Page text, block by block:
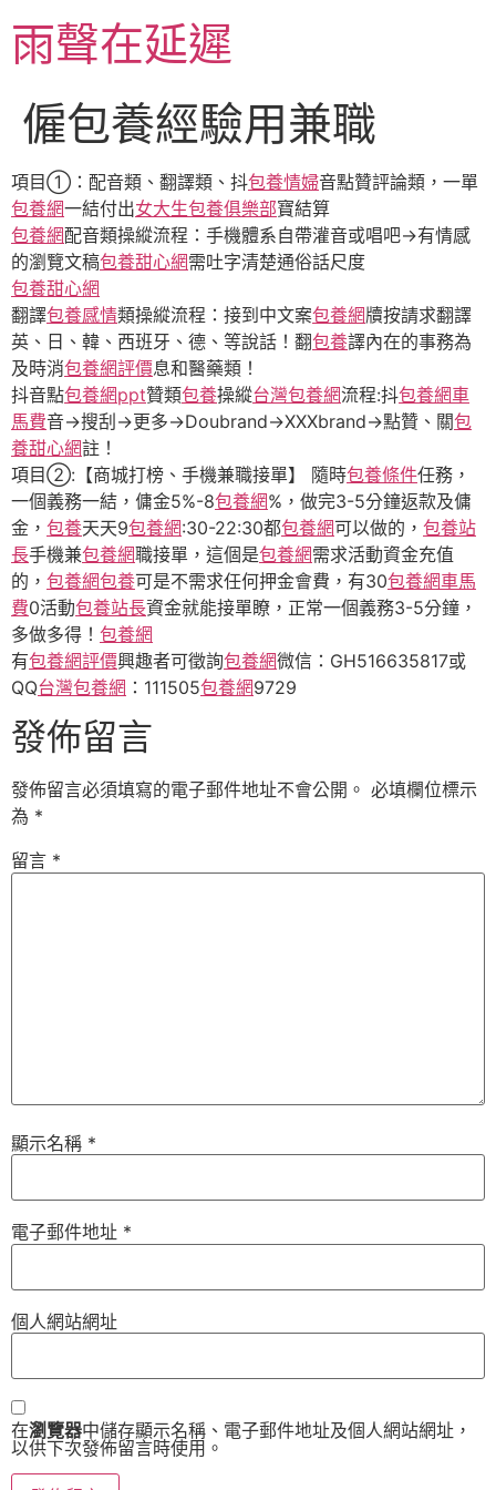
至
主雨聲在延遲
僱包養經驗用兼職
項目①：配音類、翻譯類、抖包養情婦音點贊評論類，一單
包養網一結付出女大生包養俱樂部寶結算
包養網配音類操縱流程：手機體系自帶灌音或唱吧→有情感
的瀏覽文稿包養甜心網需吐字清楚通俗話尺度
包養甜心網
翻譯包養感情類操縱流程：接到中文案包養網牘按請求翻譯
英、日、韓、西班牙、德、等說話！翻包養譯內在的事務為
及時消包養網評價息和醫藥類！
抖音點包養網ppt贊類包養操縱台灣包養網流程:抖包養網車
馬費音→搜刮→更多→Doubrand→XXXbrand→點贊、關包
養甜心網註！
項目②:【商城打榜、手機兼職接單】 隨時包養條件任務，
一個義務一結，傭金5%-8包養網%，做完3-5分鐘返款及傭
金， 包養天天9包養網:30-22:30都包養網可以做的， 包養站
長手機兼包養網職接單，這個是包養網需求活動資金充值
的， 包養網包養可是不需求任何押金會費，有30包養網車馬
費0活動包養站長資金就能接單瞭，正常一個義務3-5分鐘，
多做多得！ 包養網
有包養網評價興趣者可徵詢包養網微信：GH516635817或
QQ台灣包養網 ：111505包養網9729
發佈留言
發佈留言必須填寫的電子郵件地址不會公開。 必填欄位標示
為 *
留言 *
顯示名稱 *
電子郵件地址 *
個人網站網址
在瀏覽器中儲存顯示名稱、電子郵件地址及個人網站網址，
以供下次發佈留言時使用。